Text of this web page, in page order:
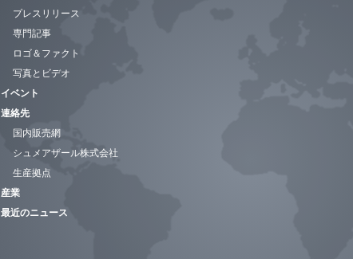
プレスリリース
専門記事
ロゴ＆ファクト
写真とビデオ
イベント
連絡先
国内販売網
シュメアザール株式会社
生産拠点
産業
最近のニュース